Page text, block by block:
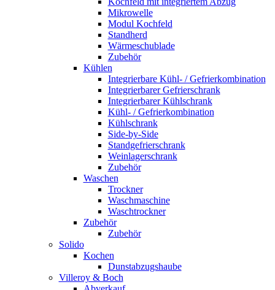
Mikrowelle
Modul Kochfeld
Standherd
Wärmeschublade
Zubehör
Kühlen
Integrierbare Kühl- / Gefrierkombination
Integrierbarer Gefrierschrank
Integrierbarer Kühlschrank
Kühl- / Gefrierkombination
Kühlschrank
Side-by-Side
Standgefrierschrank
Weinlagerschrank
Zubehör
Waschen
Trockner
Waschmaschine
Waschtrockner
Zubehör
Zubehör
Solido
Kochen
Dunstabzugshaube
Villeroy & Boch